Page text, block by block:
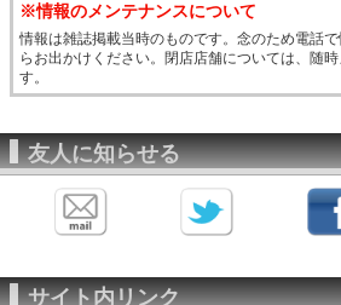
※情報のメンテナンスについて
情報は雑誌掲載当時のものです。念のため電話
らお出かけください。閉店店舗については、随
す。
友人に知らせる
サイト内リンク